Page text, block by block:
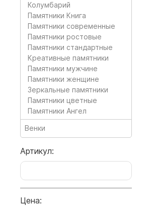
Колумбарий
Памятники Книга
Памятники современные
Памятники ростовые
Памятники стандартные
Креативные памятники
Памятники мужчине
Памятники женщине
Зеркальные памятники
Памятники цветные
Памятники Ангел
Венки
Артикул:
Цена: